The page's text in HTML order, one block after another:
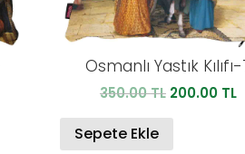
Osmanlı Yastık
350.00TL Orijinal
200.00 TLŞu
Sepete Ekle